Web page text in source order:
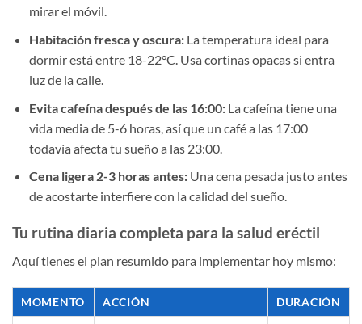
mirar el móvil.
Habitación fresca y oscura:La temperatura ideal para
dormir está entre 18-22°C. Usa cortinas opacas si entra
luz de la calle.
Evita cafeína después de las 16:00:La cafeína tiene una
vida media de 5-6 horas, así que un café a las 17:00
todavía afecta tu sueño a las 23:00.
Cena ligera 2-3 horas antes:Una cena pesada justo antes
de acostarte interfiere con la calidad del sueño.
Tu rutina diaria completa para la salud eréctil
Aquí tienes el plan resumido para implementar hoy mismo:
MOMENTO ACCIÓN DURACIÓN